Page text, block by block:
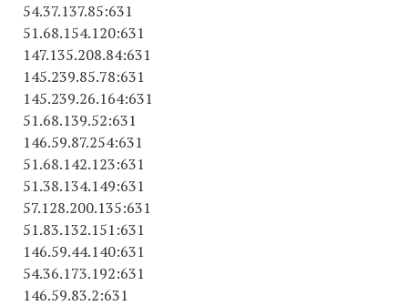
54.37.137.85:631
51.68.154.120:631
147.135.208.84:631
145.239.85.78:631
145.239.26.164:631
51.68.139.52:631
146.59.87.254:631
51.68.142.123:631
51.38.134.149:631
57.128.200.135:631
51.83.132.151:631
146.59.44.140:631
54.36.173.192:631
146.59.83.2:631